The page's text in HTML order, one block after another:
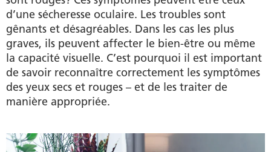
d’une sécheresse oculaire. Les troubles sont
gênants et désagréables. Dans les cas les plus
graves, ils peuvent affecter le bien-être ou même
la capacité visuelle. C’est pourquoi il est important
de savoir reconnaître correctement les symptômes
des yeux secs et rouges – et de les traiter de
manière appropriée.